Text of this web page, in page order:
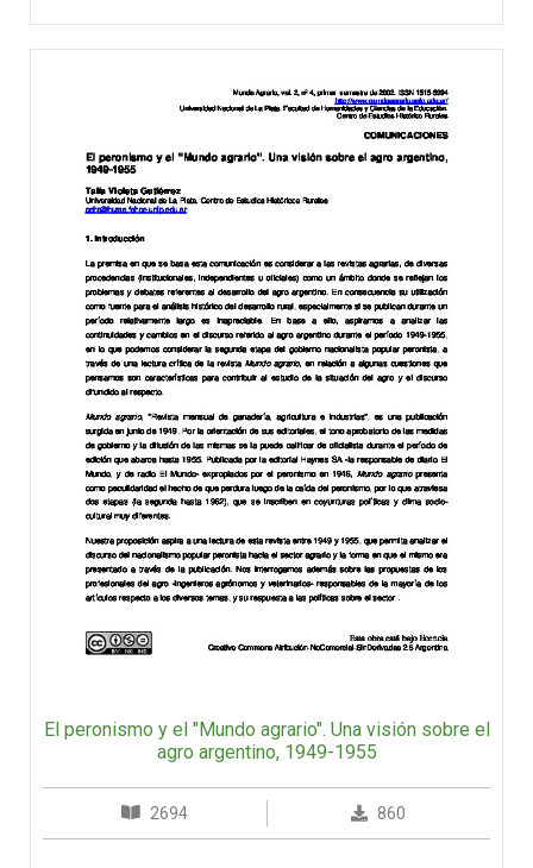
El peronismo y el "Mundo agrario". Una visión sobre el
agro argentino, 1949-1955
2694 860